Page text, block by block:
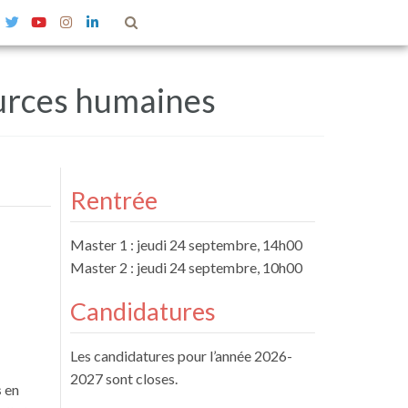
Master 1 et 2 – Politiques éditoriales
(apprentissage)
humaines
en
Rentrée
Master 1 : jeudi 24 septembre, 14h00
Master 2 : jeudi 24 septembre, 10h00
Candidatures
Les candidatures pour l’année 2026-
2027 sont closes.